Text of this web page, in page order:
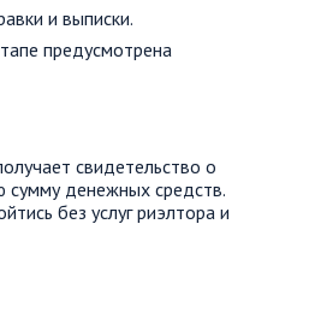
и выписки.
предусмотрена
свидетельство о
сумму денежных средств.
без услуг риэлтора и